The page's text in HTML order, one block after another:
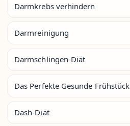
Darmkrebs verhindern
Darmreinigung
Darmschlingen-Diät
Das Perfekte Gesunde Frühstück
Dash-Diät